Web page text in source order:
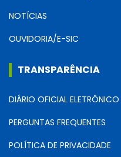
NOTÍCIAS
OUVIDORIA/E-SIC
TRANSPARÊNCIA
DIÁRIO OFICIAL ELETRÔNICO
PERGUNTAS FREQUENTES
POLÍTICA DE PRIVACIDADE